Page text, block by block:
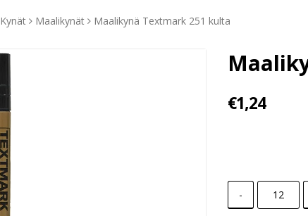
Kynät Maalikynät Maalikynä Textmark 251 kulta
€1,24
-